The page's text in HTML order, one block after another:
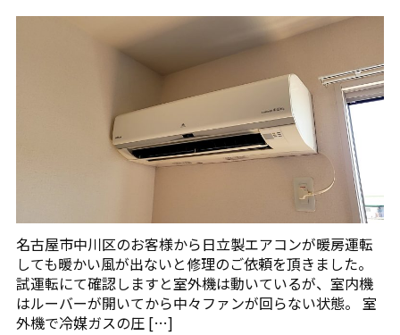
名古屋市中川区のお客様から日立製エアコンが暖房運転
しても暖かい風が出ないと修理のご依頼を頂きました。
試運転にて確認しますと室外機は動いているが、室内機
はルーバーが開いてから中々ファンが回らない状態。 室
外機で冷媒ガスの圧 […]